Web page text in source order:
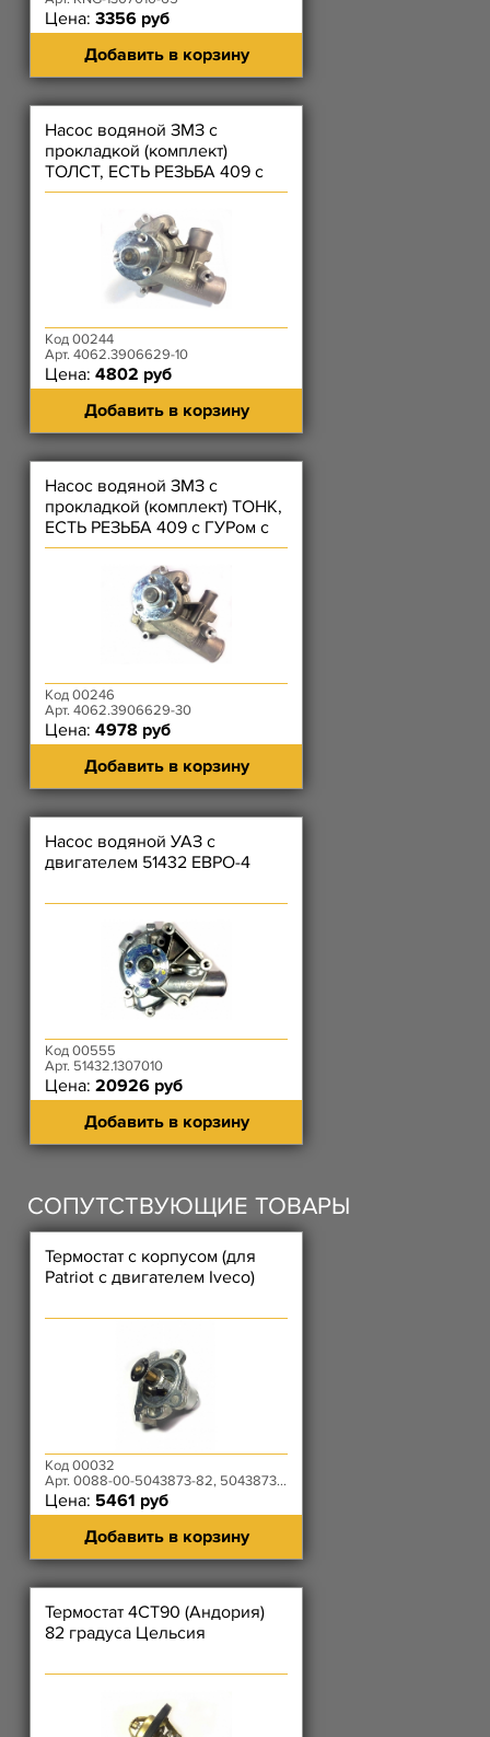
Цена: 3356 руб
Добавить в корзину
Насос водяной ЗМЗ с
прокладкой (комплект)
ТОЛСТ, ЕСТЬ РЕЗЬБА 409 с
ГУРом
Код 00244
Арт. 4062.3906629-10
Цена: 4802 руб
Добавить в корзину
Насос водяной ЗМЗ с
прокладкой (комплект) ТОНК,
ЕСТЬ РЕЗЬБА 409 с ГУРом с
01.2009
Код 00246
Арт. 4062.3906629-30
Цена: 4978 руб
Добавить в корзину
Насос водяной УАЗ с
двигателем 51432 ЕВРО-4
Код 00555
Арт. 51432.1307010
Цена: 20926 руб
Добавить в корзину
СОПУТСТВУЮЩИЕ ТОВАРЫ
Термостат с корпусом (для
Patriot с двигателем Iveco)
Код 00032
Арт. 0088-00-5043873-82, 504387382
Цена: 5461 руб
Добавить в корзину
Термостат 4CT90 (Андория)
82 градуса Цельсия